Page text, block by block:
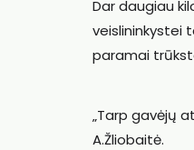
Dar daugiau
veislininkystei
paramai
„Tarp gavėjų
A.Žliobaitė.